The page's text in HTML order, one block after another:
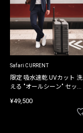
Safari CURRENT
限定 吸水速乾 UVカット 洗
える "オールシーン" セット
¥49,500